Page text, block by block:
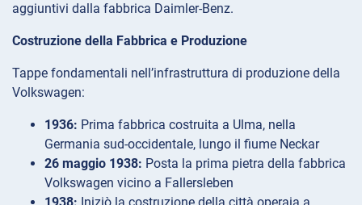
aggiuntivi dalla fabbrica Daimler-Benz.
Costruzione della Fabbrica e Produzione
Tappe fondamentali nell’infrastruttura di produzione della
Volkswagen:
1936: Prima fabbrica costruita a Ulma, nella
Germania sud-occidentale, lungo il fiume Neckar
26 maggio 1938: Posta la prima pietra della fabbrica
Volkswagen vicino a Fallersleben